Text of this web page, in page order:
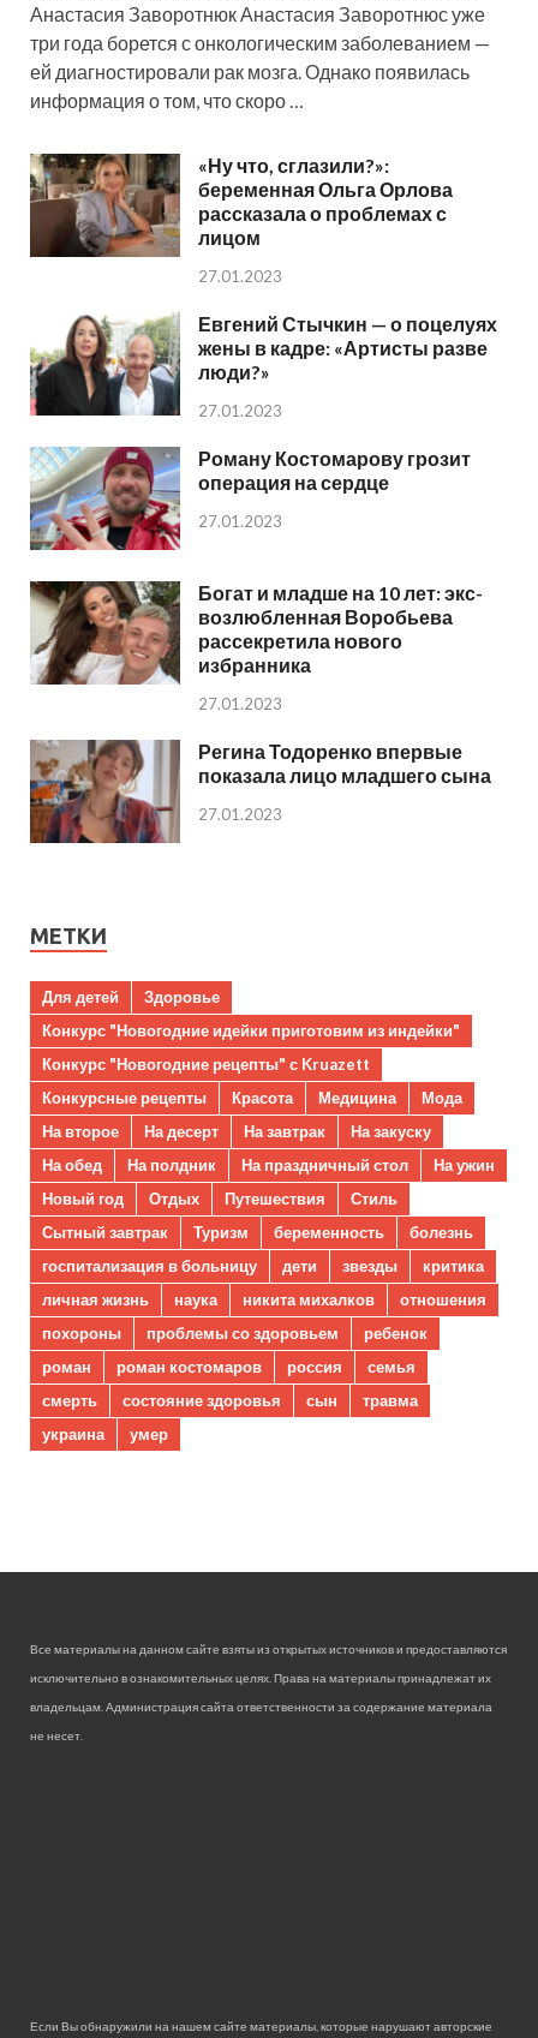
Анастасия Заворотнюк Анастасия Заворотнюс уже
три года борется с онкологическим заболеванием —
ей диагностировали рак мозга. Однако появилась
информация о том, что скоро …
«Ну что, сглазили?»:
беременная Ольга Орлова
рассказала о проблемах с
лицом
27.01.2023
Евгений Стычкин — о поцелуях
жены в кадре: «Артисты разве
люди?»
27.01.2023
Роману Костомарову грозит
операция на сердце
27.01.2023
Богат и младше на 10 лет: экс-
возлюбленная Воробьева
рассекретила нового
избранника
27.01.2023
Регина Тодоренко впервые
показала лицо младшего сына
27.01.2023
МЕТКИ
Для детей
Здоровье
Конкурс "Новогодние идейки приготовим из индейки"
Конкурс "Новогодние рецепты" с Kruazett
Конкурсные рецепты
Красота Медицина
Мода
На второе
На десерт На завтрак
На закуску
На обед
На полдник На праздничный стол
На ужин
Новый год
Отдых Путешествия
Стиль
Сытный завтрак
Туризм беременность
болезнь
госпитализация в больницу
дети звезды
критика
личная жизнь
наука никита михалков
отношения
похороны
проблемы со здоровьем
ребенок
роман
роман костомаров россия
семья
смерть
состояние здоровья сын
травма
украина
умер
Все материалы на данном сайте взяты из открытых источников и предоставляются
исключительно в ознакомительных целях. Права на материалы принадлежат их
владельцам. Администрация сайта ответственности за содержание материала
не несет.
Если Вы обнаружили на нашем сайте материалы, которые нарушают авторские